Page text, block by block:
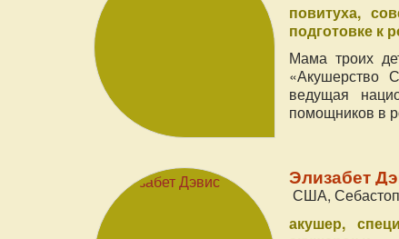
повитуха
подготовке к
Мама троих
«Акушерство
ведущая
помощников в
Элизабет
США,
акушер